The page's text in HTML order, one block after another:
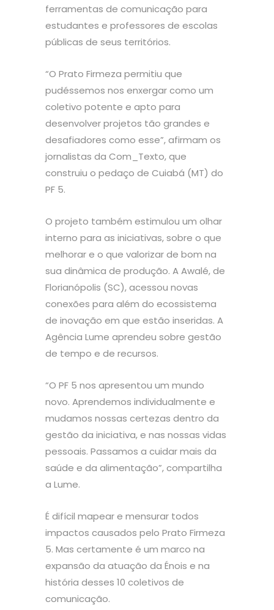
ferramentas de comunicação para
estudantes e professores de escolas
públicas de seus territórios.
“O Prato Firmeza permitiu que
pudéssemos nos enxergar como um
coletivo potente e apto para
desenvolver projetos tão grandes e
desafiadores como esse”, afirmam os
jornalistas da Com_Texto, que
construiu o pedaço de Cuiabá (MT) do
PF 5.
O projeto também estimulou um olhar
interno para as iniciativas, sobre o que
melhorar e o que valorizar de bom na
sua dinâmica de produção. A Awalé, de
Florianópolis (SC), acessou novas
conexões para além do ecossistema
de inovação em que estão inseridas. A
Agência Lume aprendeu sobre gestão
de tempo e de recursos.
“O PF 5 nos apresentou um mundo
novo. Aprendemos individualmente e
mudamos nossas certezas dentro da
gestão da iniciativa, e nas nossas vidas
pessoais. Passamos a cuidar mais da
saúde e da alimentação”, compartilha
a Lume.
É difícil mapear e mensurar todos
impactos causados pelo Prato Firmeza
5. Mas certamente é um marco na
expansão da atuação da Énois e na
história desses 10 coletivos de
comunicação.